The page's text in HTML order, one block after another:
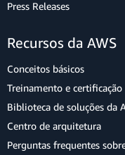
Press Releases
Recursos da AWS
Conceitos básicos
Treinamento e certificação
Biblioteca de soluções da
Centro de arquitetura
Perguntas frequentes